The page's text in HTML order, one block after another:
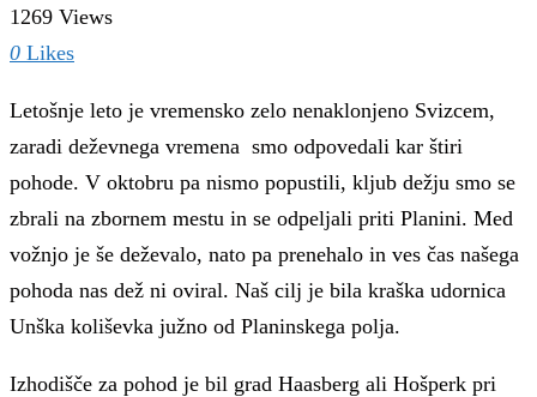
1269 Views
0 Likes
Letošnje leto je vremensko zelo nenaklonjeno Svizcem,
zaradi deževnega vremena smo odpovedali kar štiri
pohode. V oktobru pa nismo popustili, kljub dežju smo se
zbrali na zbornem mestu in se odpeljali priti Planini. Med
vožnjo je še deževalo, nato pa prenehalo in ves čas našega
pohoda nas dež ni oviral. Naš cilj je bila kraška udornica
Unška koliševka južno od Planinskega polja.
Izhodišče za pohod je bil grad Haasberg ali Hošperk pri